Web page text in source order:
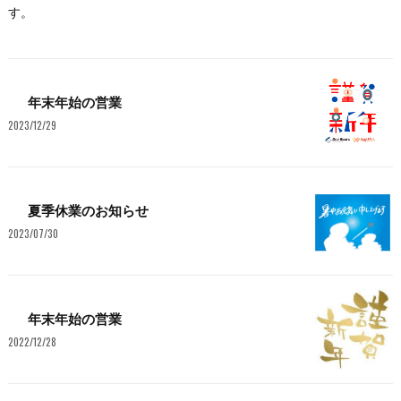
す。
年末年始の営業
2023/12/29
夏季休業のお知らせ
2023/07/30
年末年始の営業
2022/12/28